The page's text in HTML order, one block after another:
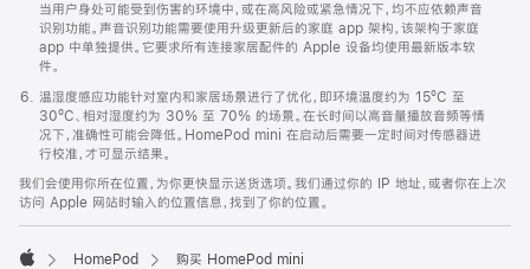
当用户身处可能受到伤害的环境中，或在高风险或紧急情况下，均不应依赖声音
识别功能。声音识别功能需要使用升级更新后的家庭 app 架构，该架构于家庭
app 中单独提供。它要求所有连接家居配件的 Apple 设备均使用最新版本软
件。
温湿度感应功能针对室内和家居场景进行了优化，即环境温度约为 15ºC 至
30ºC、相对湿度约为 30% 至 70% 的场景。在长时间以高音量播放音频等情
况下，准确性可能会降低。HomePod mini 在启动后需要一定时间对传感器进
行校准，才可显示结果。
我们会使用你所在位置，为你更快显示送货选项。我们通过你的 IP 地址，或者你在上次
访问 Apple 网站时输入的位置信息，找到了你的位置。
HomePod 购买 HomePod mini